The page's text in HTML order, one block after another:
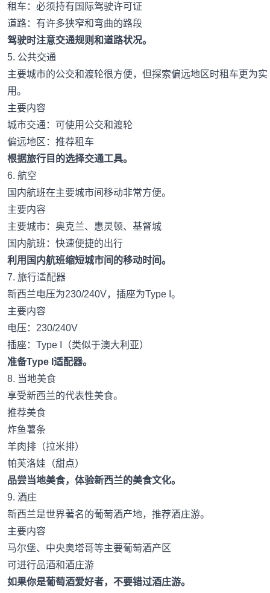
租车：必须持有国际驾驶许可证
道路：有许多狭窄和弯曲的路段
驾驶时注意交通规则和道路状况。
5. 公共交通
主要城市的公交和渡轮很方便，但探索偏远地区时租车更为实
用。
主要内容
城市交通：可使用公交和渡轮
偏远地区：推荐租车
根据旅行目的选择交通工具。
6. 航空
国内航班在主要城市间移动非常方便。
主要内容
主要城市：奥克兰、惠灵顿、基督城
国内航班：快速便捷的出行
利用国内航班缩短城市间的移动时间。
7. 旅行适配器
新西兰电压为230/240V，插座为Type I。
主要内容
电压：230/240V
插座：Type I（类似于澳大利亚）
准备Type I适配器。
8. 当地美食
享受新西兰的代表性美食。
推荐美食
炸鱼薯条
羊肉排（拉米排）
帕芙洛娃（甜点）
品尝当地美食，体验新西兰的美食文化。
9. 酒庄
新西兰是世界著名的葡萄酒产地，推荐酒庄游。
主要内容
马尔堡、中央奥塔哥等主要葡萄酒产区
可进行品酒和酒庄游
如果你是葡萄酒爱好者，不要错过酒庄游。